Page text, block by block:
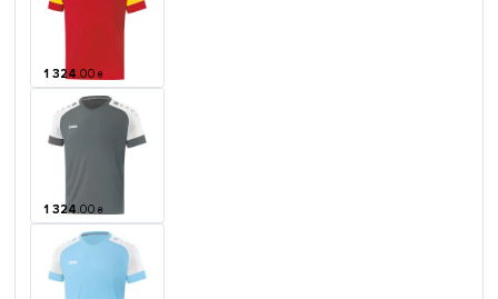
1 324.00 ₴
1 324.00 ₴